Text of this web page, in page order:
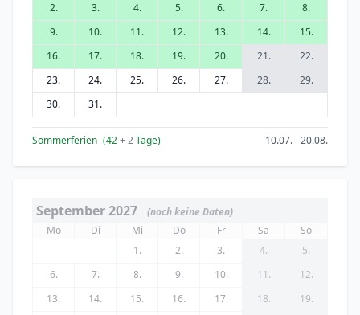
2.
3. 4. 5. 6. 7.
8.
9.
10. 11. 12. 13. 14.
15.
16.
17. 18. 19. 20. 21.
22.
23.
24. 25. 26. 27. 28.
29.
30.
31.
Sommerferien (42+ 2Tage) 10.07. - 20.08.
September 2027
(noch keine Daten)
Mo
Di Mi Do Fr Sa
So
1.
2. 3. 4.
5.
6.
7. 8. 9. 10. 11.
12.
13.
14. 15. 16. 17. 18.
19.